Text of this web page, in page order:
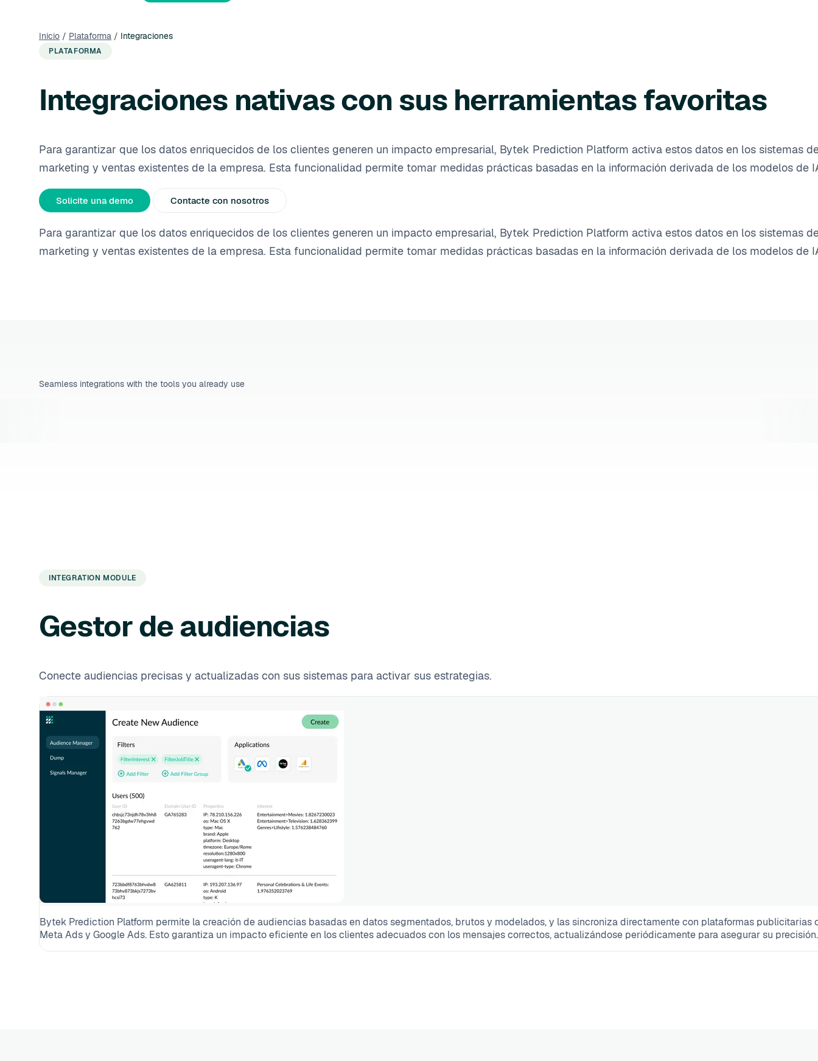
Inicio / Plataforma / Integraciones
PLATAFORMA
Integraciones nativas con sus herramientas favoritas
Para garantizar que los datos enriquecidos de los clientes generen un impacto empresarial, Bytek Prediction Platform activa estos datos en los sistemas
marketing y ventas existentes de la empresa. Esta funcionalidad permite tomar medidas prácticas basadas en la información derivada de los modelos de
Solicite una demo Contacte con nosotros
Para garantizar que los datos enriquecidos de los clientes generen un impacto empresarial, Bytek Prediction Platform activa estos datos en los sistemas
marketing y ventas existentes de la empresa. Esta funcionalidad permite tomar medidas prácticas basadas en la información derivada de los modelos de
Seamless integrations with the tools you already use
INTEGRATION MODULE
Gestor de audiencias
Conecte audiencias precisas y actualizadas con sus sistemas para activar sus estrategias.
Bytek Prediction Platform permite la creación de audiencias basadas en datos segmentados, brutos y modelados, y las sincroniza directamente con plataformas publicitarias
Meta Ads y Google Ads. Esto garantiza un impacto eficiente en los clientes adecuados con los mensajes correctos, actualizándose periódicamente para asegurar su precisión.